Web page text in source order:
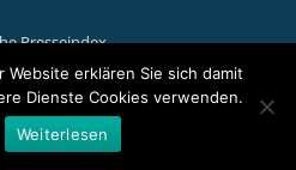
Presseindex
powered by WordPress
erklären Sie sich damit
Dienste Cookies verwenden.
Weiterlesen